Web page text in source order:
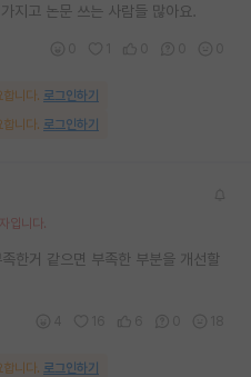
지고 논문 쓰는 사람들 많아요.
니다. 로그인하기
니다. 로그인하기
입니다.
한거 같으면 부족한 부분을 개선할
니다. 로그인하기